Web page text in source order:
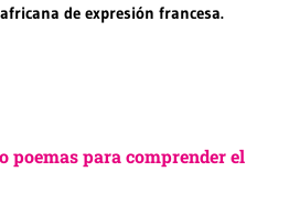
de expresión francesa.
poemas para comprender el